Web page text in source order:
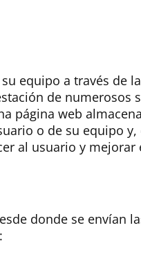
equipo a través de
de numerosos
página web
o de su equipo
al usuario y mejorar
donde se envían